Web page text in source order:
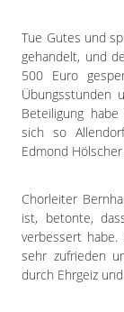
Tue Gutes und
gehandelt, und
500 Euro
Übungsstunden
Beteiligung
sich so
Edmond
Chorleiter
ist, betonte,
verbessert habe.
sehr zufrieden
durch Ehrgeiz